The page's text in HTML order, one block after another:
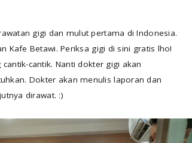
gigi dan mulut pertama di Indonesia.
Kafe Betawi. Periksa gigi di sini gratis lho!
cantik. Nanti dokter gigi akan
Dokter akan menulis laporan dan
dirawat. :)